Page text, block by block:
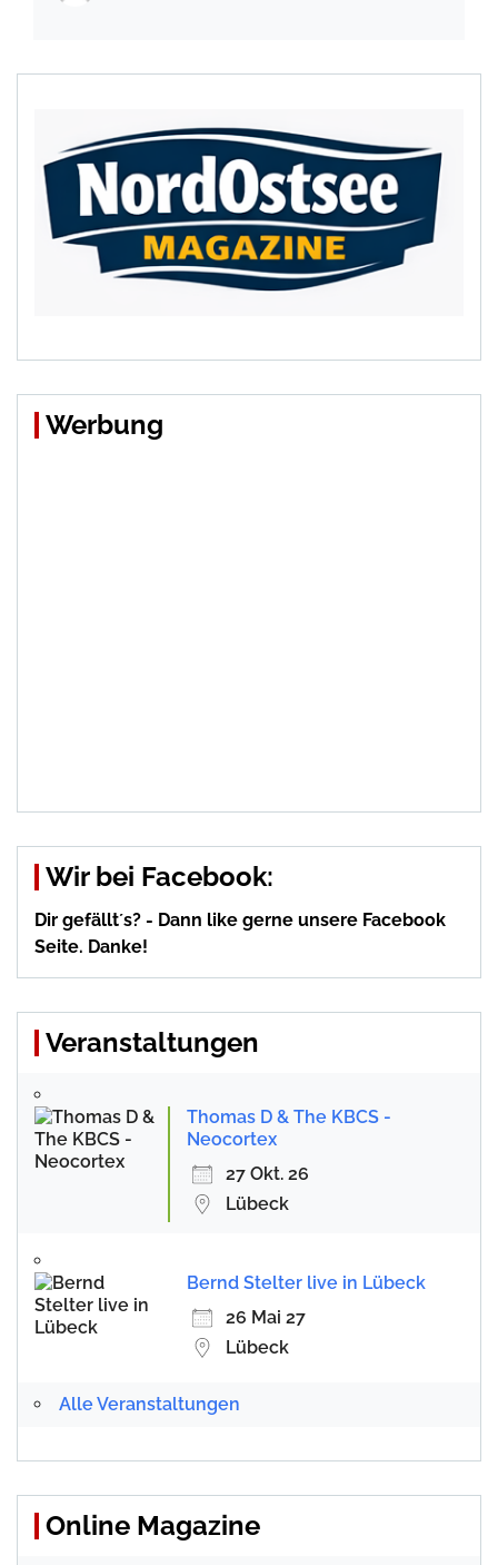
Werbung
Wir bei Facebook:
Dir gefällt´s? - Dann like gerne unsere Facebook
Seite. Danke!
Veranstaltungen
Thomas D & The KBCS -
Neocortex
27 Okt. 26
Lübeck
Bernd Stelter live in Lübeck
26 Mai 27
Lübeck
Alle Veranstaltungen
Online Magazine